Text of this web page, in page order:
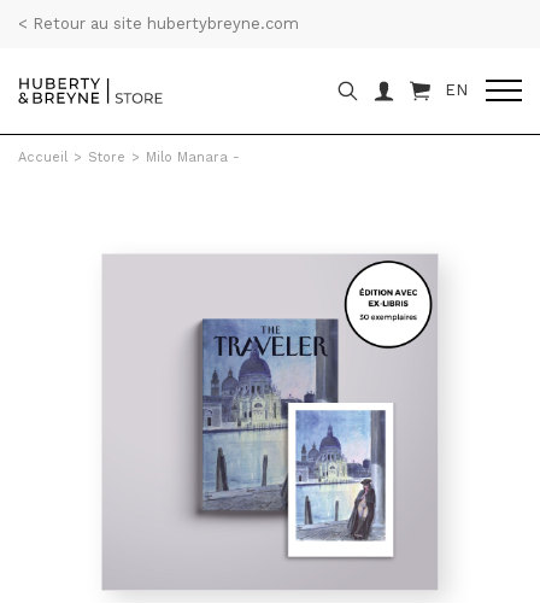
< Retour au site hubertybreyne.com
EN
Accueil > Store > Milo Manara -